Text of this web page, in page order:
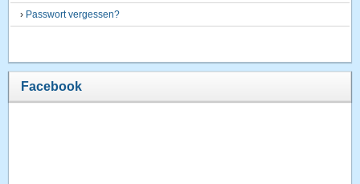
› Passwort vergessen?
Facebook